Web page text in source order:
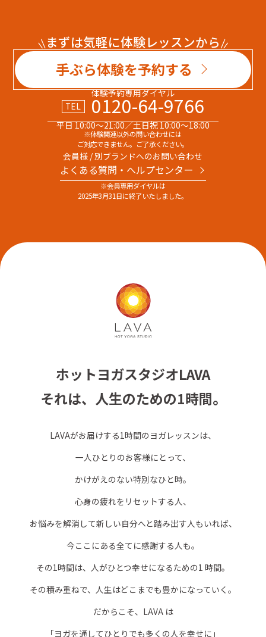
まずは気軽に体験レッスンから
手ぶら体験を予約する
体験予約専用ダイヤル
TEL
0120-64-9766
平日 10:00～21:00／土日祝 10:00～18:00
※体験関連以外の問い合わせには
ご対応できません。ご了承ください。
会員様 / 別ブランドへのお問い合わせ
よくある質問・へルプセンター
※会員専用ダイヤルは
2025年3月31日に終了いたしました。
ホットヨガスタジオLAVA
それは、人生のための1時間。
LAVAがお届けする1時間のヨガレッスンは、
一人ひとりのお客様にとって、
かけがえのない特別なひと時。
心身の疲れをリセットする人、
お悩みを解消して新しい自分へと踏み出す人もいれば、
今ここにある全てに感謝する人も。
その1時間は、人がひとつ幸せになるための1 時間。
その積み重ねで、人生はどこまでも豊かになっていく。
だからこそ、LAVA は
「ヨガを通してひとりでも多くの人を幸せに」